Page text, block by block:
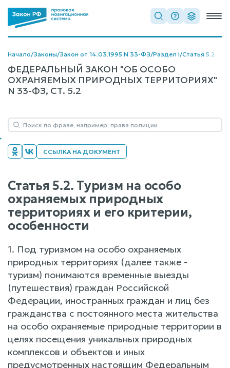
Начало/Законы/Закон от 14.03.1995 N 33-ФЗ/Раздел I/Статья 5.2
ФЕДЕРАЛЬНЫЙ ЗАКОН "ОБ ОСОБО
ОХРАНЯЕМЫХ ПРИРОДНЫХ ТЕРРИТОРИЯХ"
N 33-ФЗ, СТ. 5.2
ССЫЛКА НА ДОКУМЕНТ
Статья 5.2. Туризм на особо
охраняемых природных
территориях и его критерии,
особенности
1. Под туризмом на особо охраняемых
природных территориях (далее также -
туризм) понимаются временные выезды
(путешествия) граждан Российской
Федерации, иностранных граждан и лиц без
гражданства с постоянного места жительства
на особо охраняемые природные территории в
целях посещения уникальных природных
комплексов и объектов и иных
предусмотренных настоящим Федеральным